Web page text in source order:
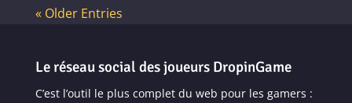
« Older Entries
Le réseau social des joueurs DropinGame
C’est l’outil le plus complet du web pour les gamers :